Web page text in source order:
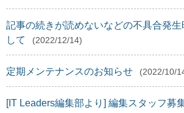
記事の続きが読めないなどの不具合発生
して
(2022/12/14)
定期メンテナンスのお知らせ (2022/10/
[IT Leaders編集部より] 編集スタッフ募